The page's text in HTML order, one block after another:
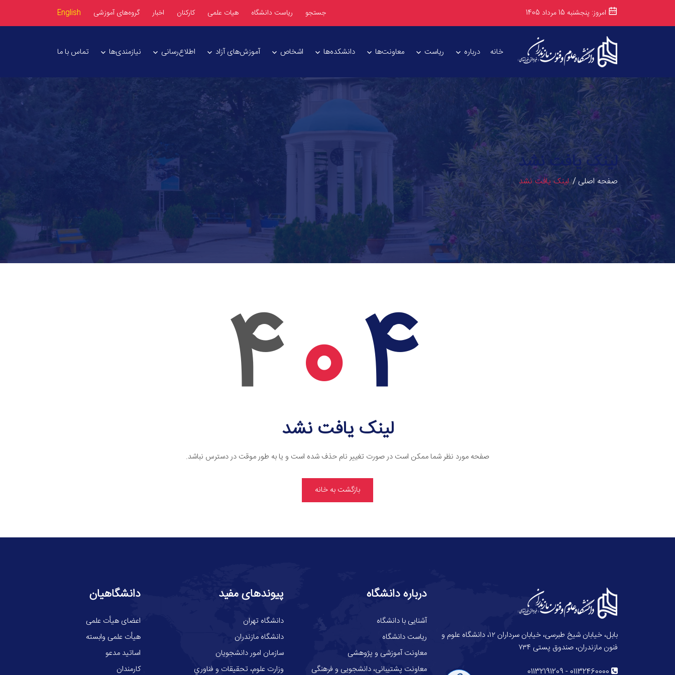
امروز: پنجشنبه 15 مرداد 1405 جستجو ریاست دانشگاه هیات علمی کارکنان اخبار گروه‌های آموزشی English
خانه درباره ریاست معاونت‌ها دانشکده‌ها اشخاص آموزش‌های آزاد اطلاع‌رسانی نیازمندی‌ها تماس با ما
لینک یافت نشد
صفحه اصلی لینک یافت نشد
4
0
4لینک یافت نشد
صفحه مورد نظر شما ممکن است در صورت تغییر نام حذف شده است و یا به طور موقت در دسترس نباشد.
بازگشت به خانه
بابل، خیابان شیخ طبرسی، خیابان سرداران ۱۲، دانشگاه علوم و
فنون مازندران، صندوق پستی ۷۳۴
01132460000
-
01132191209
درباره دانشگاه
آشنایی با دانشگاه
ریاست دانشگاه
معاونت آموزشی و پژوهشی
معاونت پشتیبانی، دانشجویی و فرهنگی
پیوندهای مفید
دانشگاه تهران
دانشگاه مازندران
سازمان امور دانشجویان
وزارت علوم، تحقيقات و فناوري
دانشگاهیان
اعضای هیأت علمی
هیأت علمی وابسته
اساتید مدعو
کارمندان